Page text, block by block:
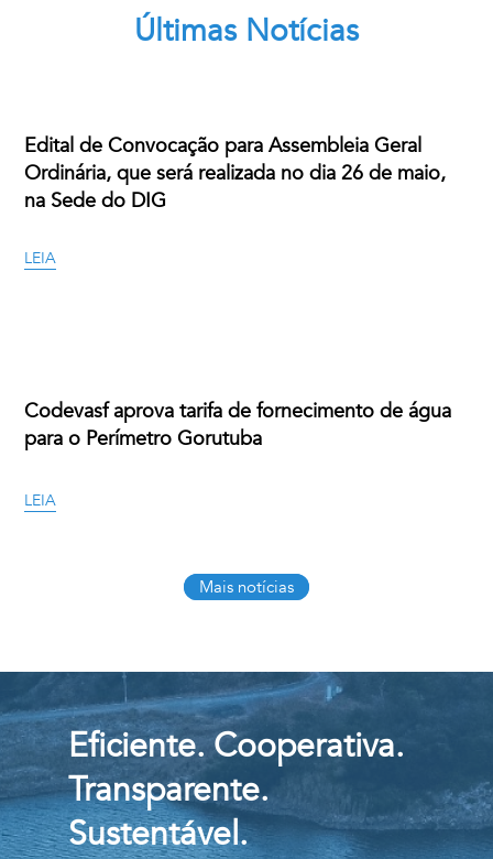
Últimas Notícias
Edital de Convocação para Assembleia Geral
Ordinária, que será realizada no dia 26 de maio,
na Sede do DIG
LEIA
Codevasf aprova tarifa de fornecimento de água
para o Perímetro Gorutuba
LEIA
Mais notícias
Eficiente. Cooperativa.
Transparente.
Sustentável.